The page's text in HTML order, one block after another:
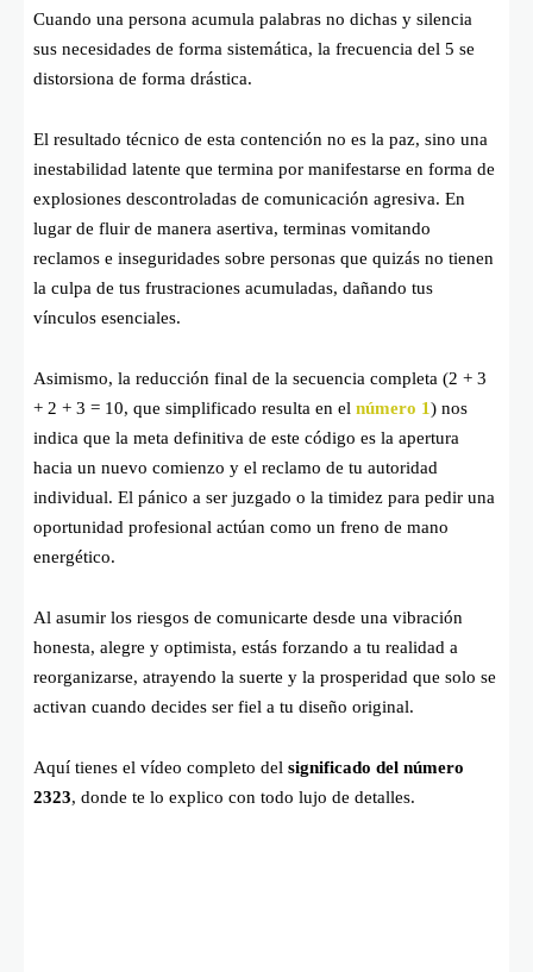
Cuando una persona acumula palabras no dichas y silencia
sus necesidades de forma sistemática, la frecuencia del 5 se
distorsiona de forma drástica.
El resultado técnico de esta contención no es la paz, sino una
inestabilidad latente que termina por manifestarse en forma de
explosiones descontroladas de comunicación agresiva. En
lugar de fluir de manera asertiva, terminas vomitando
reclamos e inseguridades sobre personas que quizás no tienen
la culpa de tus frustraciones acumuladas, dañando tus
vínculos esenciales.
Asimismo, la reducción final de la secuencia completa (2 + 3
+ 2 + 3 = 10, que simplificado resulta en el número 1) nos
indica que la meta definitiva de este código es la apertura
hacia un nuevo comienzo y el reclamo de tu autoridad
individual. El pánico a ser juzgado o la timidez para pedir una
oportunidad profesional actúan como un freno de mano
energético.
Al asumir los riesgos de comunicarte desde una vibración
honesta, alegre y optimista, estás forzando a tu realidad a
reorganizarse, atrayendo la suerte y la prosperidad que solo se
activan cuando decides ser fiel a tu diseño original.
Aquí tienes el vídeo completo del significado del número
2323, donde te lo explico con todo lujo de detalles.